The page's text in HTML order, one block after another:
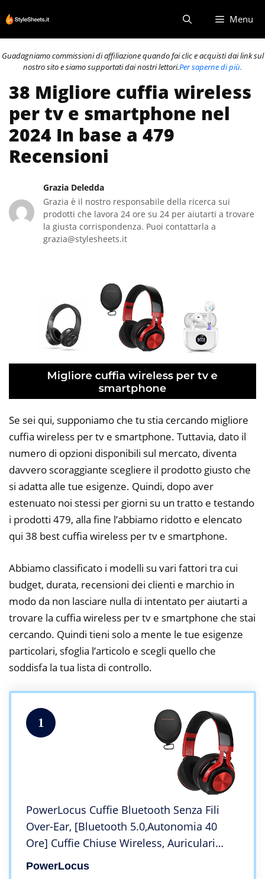
al
contenuto
Menu
Guadagniamo commissioni di affiliazione quando fai clic e acquisti dai link sul
nostro sito e siamo supportati dai nostri lettori.Per saperne di più.
38 Migliore cuffia wireless
per tv e smartphone nel
2024 In base a 479
Recensioni
Grazia Deledda
Grazia è il nostro responsabile della ricerca sui
prodotti che lavora 24 ore su 24 per aiutarti a trovare
la giusta corrispondenza. Puoi contattarla a
grazia@stylesheets.it
Se sei qui, supponiamo che tu stia cercando migliore
cuffia wireless per tv e smartphone. Tuttavia, dato il
numero di opzioni disponibili sul mercato, diventa
davvero scoraggiante scegliere il prodotto giusto che
si adatta alle tue esigenze. Quindi, dopo aver
estenuato noi stessi per giorni su un tratto e testando
i prodotti 479, alla fine l’abbiamo ridotto e elencato
qui 38 best cuffia wireless per tv e smartphone.
Abbiamo classificato i modelli su vari fattori tra cui
budget, durata, recensioni dei clienti e marchio in
modo da non lasciare nulla di intentato per aiutarti a
trovare la cuffia wireless per tv e smartphone che stai
cercando. Quindi tieni solo a mente le tue esigenze
particolari, sfoglia l’articolo e scegli quello che
soddisfa la tua lista di controllo.
1
PowerLocus Cuffie Bluetooth Senza Fili
Over-Ear, [Bluetooth 5.0,Autonomia 40
Ore] Cuffie Chiuse Wireless, Auriculari
Bluetooth Pieghevole, Cuffie Stereo con
PowerLocus